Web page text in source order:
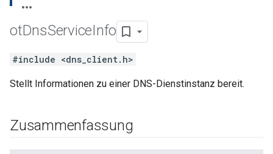
otDnsServiceInfo
#include <dns_client.h>
Stellt Informationen zu einer DNS-Dienstinstanz bereit.
Zusammenfassung